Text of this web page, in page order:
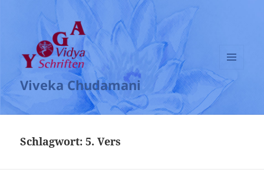
Viveka Chudamani
UND
WIDGETS
Schlagwort:5. Vers